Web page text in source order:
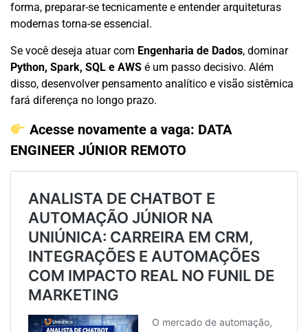
forma, preparar-se tecnicamente e entender arquiteturas
modernas torna-se essencial.
Se você deseja atuar com Engenharia de Dados, dominar
Python, Spark, SQL e AWS é um passo decisivo. Além
disso, desenvolver pensamento analítico e visão sistêmica
fará diferença no longo prazo.
Acesse novamente a vaga: DATA
ENGINEER JÚNIOR REMOTO